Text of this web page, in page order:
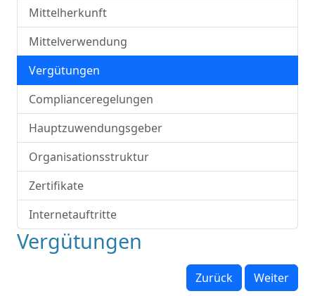
Mittelherkunft
Mittelverwendung
Vergütungen
Complianceregelungen
Hauptzuwendungsgeber
Organisationsstruktur
Zertifikate
Internetauftritte
Vergütungen
Zurück Weiter